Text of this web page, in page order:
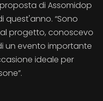
di Assomidop
quest'anno. “Sono
progetto, conoscevo
un evento importante
ideale per